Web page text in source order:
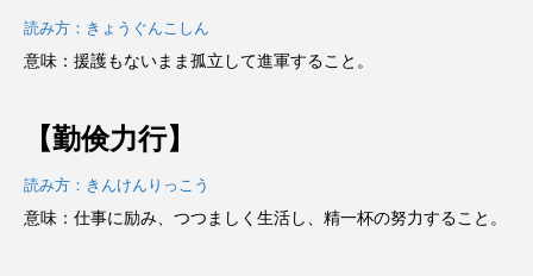
読み方：きょうぐんこしん
意味：援護もないまま孤立して進軍すること。
【勤倹力行】
読み方：きんけんりっこう
意味：仕事に励み、つつましく生活し、精一杯の努力すること。